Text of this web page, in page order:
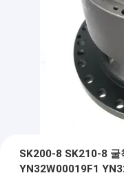
SK200-8 SK210-8 굴
YN32W00019F1